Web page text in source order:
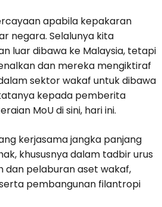
apabila kepakaran
negara. Selalunya kita
luar dibawa ke Malaysia, tetapi
dan mereka mengiktiraf
sektor wakaf untuk dibawa
kepada pemberita
MoU di sini, hari ini.
kerjasama jangka panjang
khususnya dalam tadbir urus
dan pelaburan aset wakaf,
pembangunan filantropi